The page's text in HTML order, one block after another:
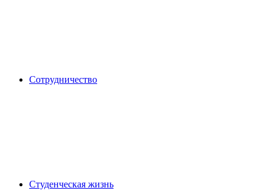
Сотрудничество
Студенческая жизнь